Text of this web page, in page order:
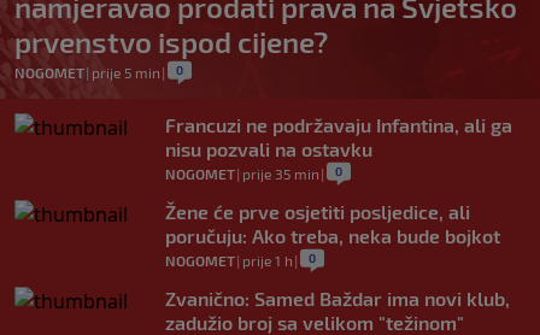
prvenstvo ispod cijene?
NOGOMET| prije 5 min | 0
Francuzi ne podržavaju Infantina, ali ga
nisu pozvali na ostavku
NOGOMET| prije 35 min | 0
Žene će prve osjetiti posljedice, ali
poručuju: Ako treba, neka bude bojkot
NOGOMET| prije 1 h | 0
Zvanično: Samed Baždar ima novi klub,
zadužio broj sa velikom "težinom"